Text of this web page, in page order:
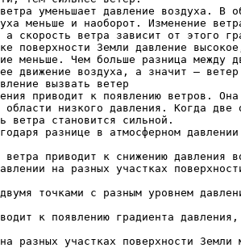
уменьшает давление воздуха. В
меньше и наоборот. Изменение
а скорость ветра зависит от этого
поверхности Земли давление
меньше. Чем больше разница между
движение воздуха, а значит — ветер
вызвать ветер
приводит к появлению ветров.
области низкого давления. Когда две
ветра становится сильной.
разнице в атмосферном
ветра приводит к снижению давления
на разных участках
точками с разным уровнем
к появлению градиента
разных участках поверхности Земли